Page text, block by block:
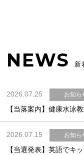
NEWS 新
2026.07.25 お知ら
【当落案内】健康水泳
2026.07.15 お知ら
【当選発表】英語でキ